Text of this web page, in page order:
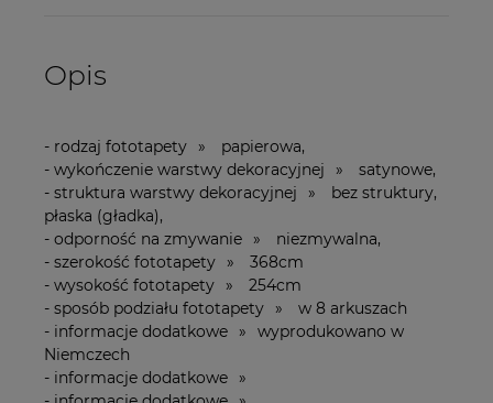
Opis
- rodzaj fototapety » papierowa,
- wykończenie warstwy dekoracyjnej » satynowe,
- struktura warstwy dekoracyjnej » bez struktury,
płaska (gładka),
- odporność na zmywanie » niezmywalna,
- szerokość fototapety » 368cm
- wysokość fototapety » 254cm
- sposób podziału fototapety » w 8 arkuszach
- informacje dodatkowe » wyprodukowano w
Niemczech
- informacje dodatkowe »